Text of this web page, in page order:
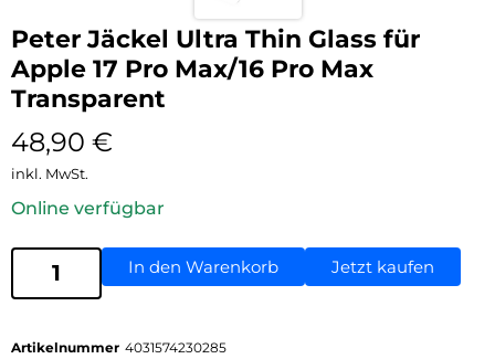
Peter Jäckel Ultra Thin Glass für
Apple 17 Pro Max/16 Pro Max
Transparent
48,90 €
inkl. MwSt.
Online verfügbar
In den Warenkorb Jetzt kaufen
Artikelnummer 4031574230285